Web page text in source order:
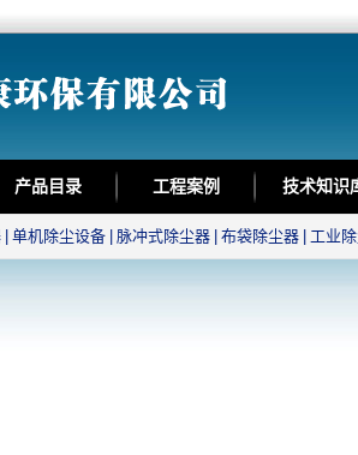
产品目录 工程案例 技术知识
单机除尘设备 脉冲式除尘器 布袋除尘器 工业